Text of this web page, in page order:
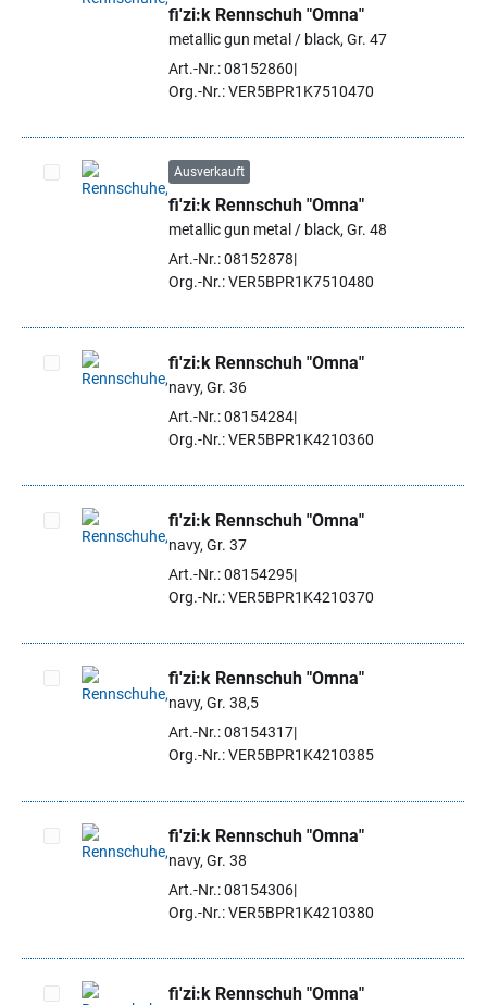
Artikel auswählen
fi'zi:k Rennschuh "Omna"
metallic gun metal / black, Gr. 47
Art.-Nr.: 08152860
Org.-Nr.: VER5BPR1K7510470
Artikel auswählen
Ausverkauft
fi'zi:k Rennschuh "Omna"
metallic gun metal / black, Gr. 48
Art.-Nr.: 08152878
Org.-Nr.: VER5BPR1K7510480
Artikel auswählen
fi'zi:k Rennschuh "Omna"
navy, Gr. 36
Art.-Nr.: 08154284
Org.-Nr.: VER5BPR1K4210360
Artikel auswählen
fi'zi:k Rennschuh "Omna"
navy, Gr. 37
Art.-Nr.: 08154295
Org.-Nr.: VER5BPR1K4210370
Artikel auswählen
fi'zi:k Rennschuh "Omna"
navy, Gr. 38,5
Art.-Nr.: 08154317
Org.-Nr.: VER5BPR1K4210385
Artikel auswählen
fi'zi:k Rennschuh "Omna"
navy, Gr. 38
Art.-Nr.: 08154306
Org.-Nr.: VER5BPR1K4210380
fi'zi:k Rennschuh "Omna"